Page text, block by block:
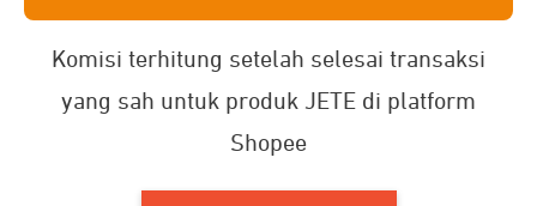
Komisi terhitung setelah selesai transaksi
yang sah untuk produk JETE di platform
Shopee